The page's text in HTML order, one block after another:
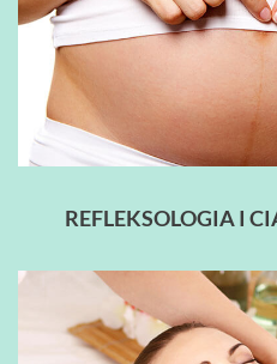
REFLEKSOLOGIA I